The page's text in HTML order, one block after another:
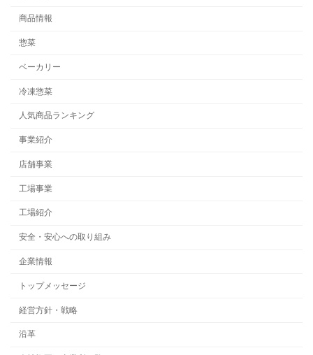
商品情報
惣菜
ベーカリー
冷凍惣菜
人気商品ランキング
事業紹介
店舗事業
工場事業
工場紹介
安全・安心への取り組み
企業情報
トップメッセージ
経営方針・戦略
沿革